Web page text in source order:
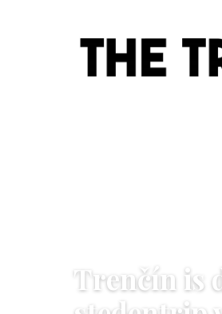
Trenčín is